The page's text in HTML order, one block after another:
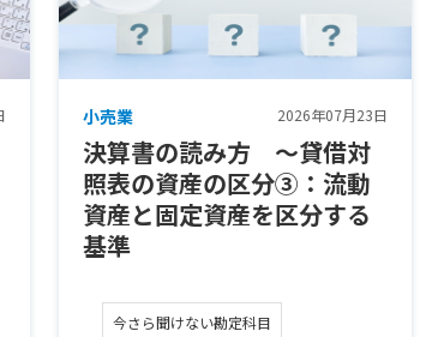
小売業 2026年07月23日
決算書の読み方 ～貸借対
照表の資産の区分③：流動
資産と固定資産を区分する
基準
今さら聞けない勘定科目